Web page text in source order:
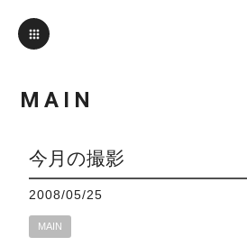
MAIN
今月の撮影
2008/05/25
MAIN